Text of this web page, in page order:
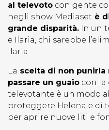
al televoto con gente
negli show Mediaset è
grande disparità. In un
e Ilaria, chi sarebbe
Ilaria.
La scelta di non
passare un guaio con
televotante è un modo
proteggere Helena e di
per aprire nuove liti e